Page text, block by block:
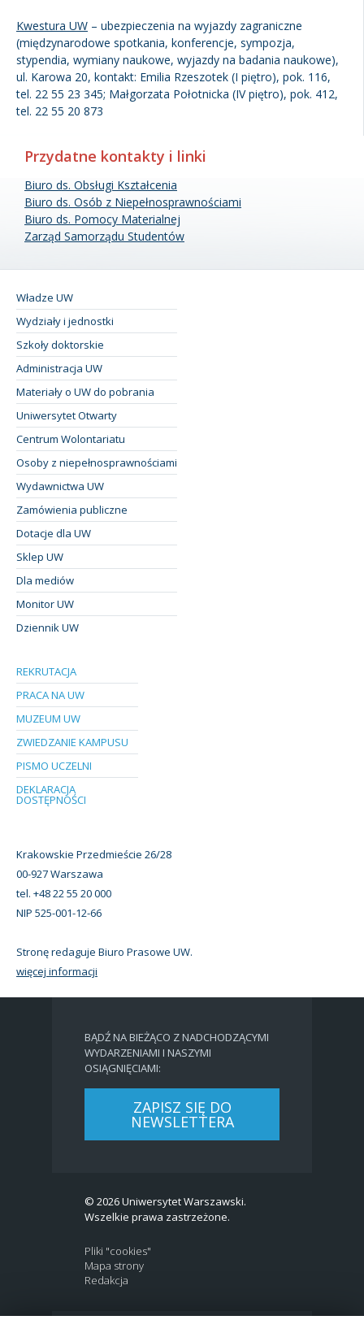
Kwestura UW – ubezpieczenia na wyjazdy zagraniczne
(międzynarodowe spotkania, konferencje, sympozja,
stypendia, wymiany naukowe, wyjazdy na badania naukowe),
ul. Karowa 20, kontakt: Emilia Rzeszotek (I piętro), pok. 116,
tel. 22 55 23 345; Małgorzata Połotnicka (IV piętro), pok. 412,
tel. 22 55 20 873
Przydatne kontakty i linki
Biuro ds. Obsługi Kształcenia
Biuro ds. Osób z Niepełnosprawnościami
Biuro ds. Pomocy Materialnej
Zarząd Samorządu Studentów
Władze UW
Wydziały i jednostki
Szkoły doktorskie
Administracja UW
Materiały o UW do pobrania
Uniwersytet Otwarty
Centrum Wolontariatu
Osoby z niepełnosprawnościami
Wydawnictwa UW
Zamówienia publiczne
Dotacje dla UW
Sklep UW
Dla mediów
Monitor UW
Dziennik UW
REKRUTACJA
PRACA NA UW
MUZEUM UW
ZWIEDZANIE KAMPUSU
PISMO UCZELNI
DEKLARACJA
DOSTĘPNOŚCI
Krakowskie Przedmieście 26/28
00-927 Warszawa
tel. +48 22 55 20 000
NIP 525-001-12-66
Stronę redaguje Biuro Prasowe UW.
więcej informacji
BĄDŹ NA BIEŻĄCO Z NADCHODZĄCYMI
WYDARZENIAMI I NASZYMI
OSIĄGNIĘCIAMI:
ZAPISZ SIĘ DO
NEWSLETTERA
© 2026 Uniwersytet Warszawski.
Wszelkie prawa zastrzeżone.
Pliki "cookies"
Mapa strony
Redakcja